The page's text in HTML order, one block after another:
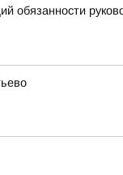
обязанности